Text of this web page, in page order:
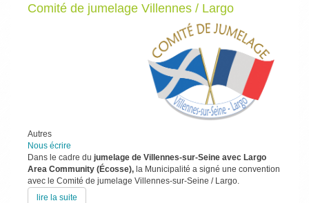
Comité de jumelage Villennes / Largo
Autres
Nous écrire
Dans le cadre du jumelage de Villennes-sur-Seine avec Largo
Area ­Community (Écosse), la Municipalité a signé une convention
avec le ­Comité de jumelage Villennes-sur-Seine / Largo.
lire la suite